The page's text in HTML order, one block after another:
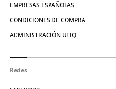
EMPRESAS ESPAÑOLAS
CONDICIONES DE COMPRA
ADMINISTRACIÓN UTIQ
Redes